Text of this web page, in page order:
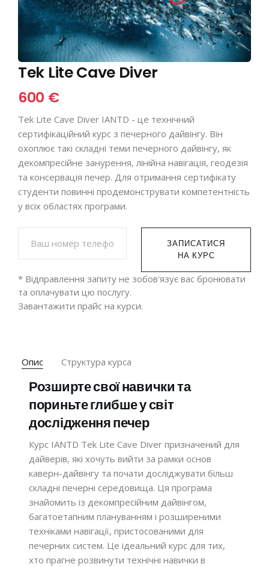
Tek Lite Cave Diver
600 €
Tek Lite Cave Diver IANTD - це технічний
сертифікаційний курс з печерного дайвінгу. Він
охоплює такі складні теми печерного дайвінгу, як
декомпресійне занурення, лінійна навігація, геодезія
та консервація печер. Для отримання сертифікату
студенти повинні продемонструвати компетентність
у всіх областях програми.
ЗАПИСАТИСЯ
НА КУРС
* Відправлення запиту не зобов'язує вас бронювати
та оплачувати цю послугу.
Завантажити прайс на курси.
Опис Структура курса
Розширте свої навички та
пориньте глибше у світ
дослідження печер
Курс IANTD Tek Lite Cave Diver призначений для
дайверів, які хочуть вийти за рамки основ
каверн-дайвінгу та почати досліджувати більш
складні печерні середовища. Ця програма
знайомить із декомпресійним дайвінгом,
багатоетапним плануванням і розширеними
техніками навігації, пристосованими для
печерних систем. Це ідеальний курс для тих,
хто прагне розвинути технічні навички в